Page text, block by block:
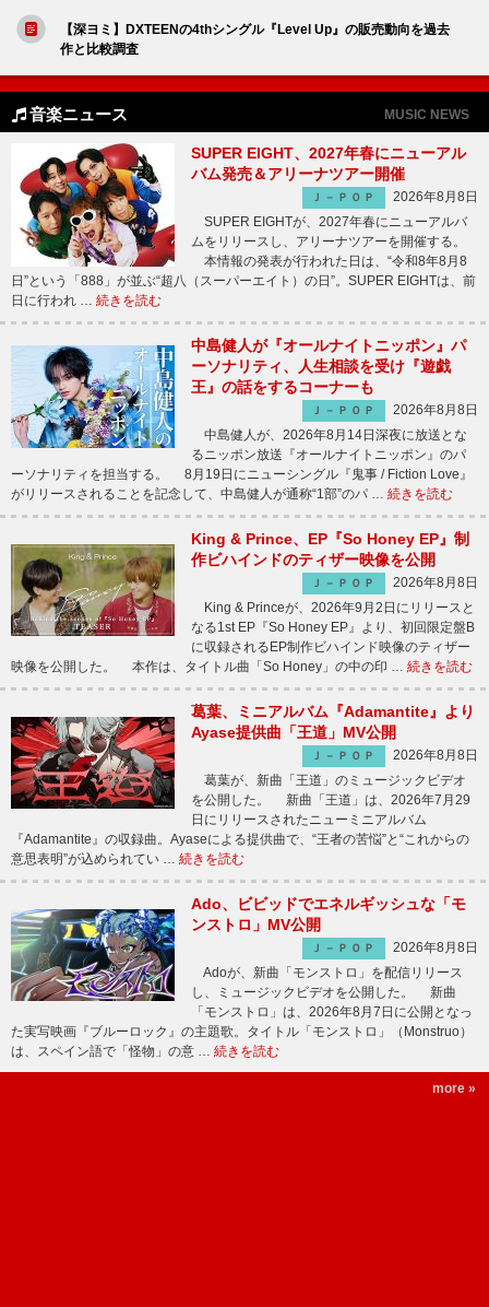
【深ヨミ】DXTEENの4thシングル『Level Up』の販売動向を過去
作と比較調査
音楽ニュース MUSIC NEWS
SUPER EIGHT、2027年春にニューアル
バム発売＆アリーナツアー開催
Ｊ－ＰＯＰ
2026年8月8日
SUPER EIGHTが、2027年春にニューアルバ
ムをリリースし、アリーナツアーを開催する。
本情報の発表が行われた日は、“令和8年8月8
日”という「888」が並ぶ“超八（スーパーエイト）の日”。SUPER EIGHTは、前
日に行われ … 続きを読む
中島健人が『オールナイトニッポン』パ
ーソナリティ、人生相談を受け『遊戯
王』の話をするコーナーも
Ｊ－ＰＯＰ
2026年8月8日
中島健人が、2026年8月14日深夜に放送とな
るニッポン放送『オールナイトニッポン』のパ
ーソナリティを担当する。 8月19日にニューシングル『鬼事 / Fiction Love』
がリリースされることを記念して、中島健人が通称“1部”のパ … 続きを読む
King & Prince、EP『So Honey EP』制
作ビハインドのティザー映像を公開
Ｊ－ＰＯＰ
2026年8月8日
King & Princeが、2026年9月2日にリリースと
なる1st EP『So Honey EP』より、初回限定盤B
に収録されるEP制作ビハインド映像のティザー
映像を公開した。 本作は、タイトル曲「So Honey」の中の印 … 続きを読む
葛葉、ミニアルバム『Adamantite』より
Ayase提供曲「王道」MV公開
Ｊ－ＰＯＰ
2026年8月8日
葛葉が、新曲「王道」のミュージックビデオ
を公開した。 新曲「王道」は、2026年7月29
日にリリースされたニューミニアルバム
『Adamantite』の収録曲。Ayaseによる提供曲で、“王者の苦悩”と“これからの
意思表明”が込められてい … 続きを読む
Ado、ビビッドでエネルギッシュな「モ
ンストロ」MV公開
Ｊ－ＰＯＰ
2026年8月8日
Adoが、新曲「モンストロ」を配信リリース
し、ミュージックビデオを公開した。 新曲
「モンストロ」は、2026年8月7日に公開となっ
た実写映画『ブルーロック』の主題歌。タイトル「モンストロ」（Monstruo）
は、スペイン語で「怪物」の意 … 続きを読む
more »